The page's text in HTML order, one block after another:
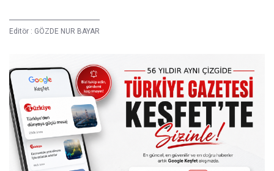
Editör : GÖZDE NUR BAYAR